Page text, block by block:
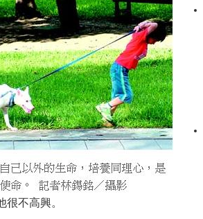
不高興。